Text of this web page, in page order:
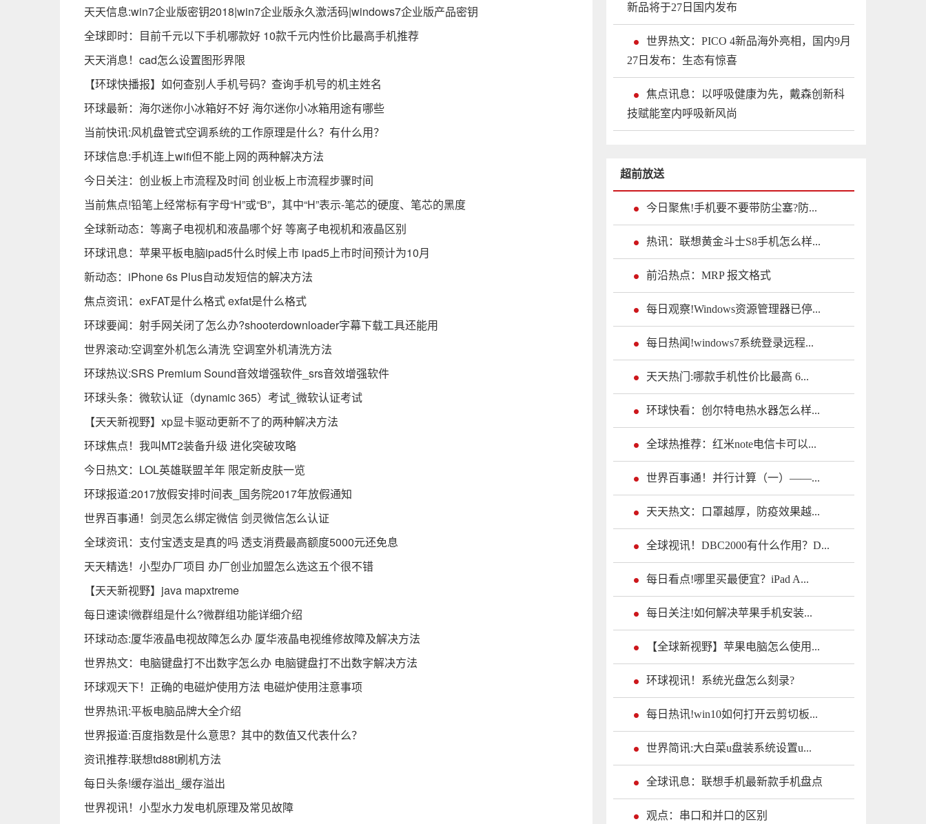
天天信息:win7企业版密钥2018|win7企业版永久激活码|windows7企业版产品密钥
全球即时：目前千元以下手机哪款好 10款千元内性价比最高手机推荐
天天消息！cad怎么设置图形界限
【环球快播报】如何查别人手机号码？查询手机号的机主姓名
环球最新：海尔迷你小冰箱好不好 海尔迷你小冰箱用途有哪些
当前快讯:风机盘管式空调系统的工作原理是什么？有什么用？
环球信息:手机连上wifi但不能上网的两种解决方法
今日关注：创业板上市流程及时间 创业板上市流程步骤时间
当前焦点!铅笔上经常标有字母“H”或“B”，其中“H”表示-笔芯的硬度、笔芯的黑度
全球新动态：等离子电视机和液晶哪个好 等离子电视机和液晶区别
环球讯息：苹果平板电脑ipad5什么时候上市 ipad5上市时间预计为10月
新动态：iPhone 6s Plus自动发短信的解决方法
焦点资讯：exFAT是什么格式 exfat是什么格式
环球要闻：射手网关闭了怎么办?shooterdownloader字幕下载工具还能用
世界滚动:空调室外机怎么清洗 空调室外机清洗方法
环球热议:SRS Premium Sound音效增强软件_srs音效增强软件
环球头条：微软认证（dynamic 365）考试_微软认证考试
【天天新视野】xp显卡驱动更新不了的两种解决方法
环球焦点！我叫MT2装备升级 进化突破攻略
今日热文：LOL英雄联盟羊年 限定新皮肤一览
环球报道:2017放假安排时间表_国务院2017年放假通知
世界百事通！剑灵怎么绑定微信 剑灵微信怎么认证
全球资讯：支付宝透支是真的吗 透支消费最高额度5000元还免息
天天精选！小型办厂项目 办厂创业加盟怎么选这五个很不错
【天天新视野】java mapxtreme
每日速读!微群组是什么?微群组功能详细介绍
环球动态:厦华液晶电视故障怎么办 厦华液晶电视维修故障及解决方法
世界热文：电脑键盘打不出数字怎么办 电脑键盘打不出数字解决方法
环球观天下！正确的电磁炉使用方法 电磁炉使用注意事项
世界热讯:平板电脑品牌大全介绍
世界报道:百度指数是什么意思？其中的数值又代表什么？
资讯推荐:联想td88t刷机方法
每日头条!缓存溢出_缓存溢出
世界视讯！小型水力发电机原理及常见故障
新品将于27日国内发布
世界热文：PICO 4新品海外亮相，国内9月
27日发布：生态有惊喜
焦点讯息：以呼吸健康为先，戴森创新科
技赋能室内呼吸新风尚
超前放送
今日聚焦!手机要不要带防尘塞?防...
热讯：联想黄金斗士S8手机怎么样...
前沿热点：MRP 报文格式
每日观察!Windows资源管理器已停...
每日热闻!windows7系统登录远程...
天天热门:哪款手机性价比最高 6...
环球快看：创尔特电热水器怎么样...
全球热推荐：红米note电信卡可以...
世界百事通！并行计算（一）——...
天天热文：口罩越厚，防疫效果越...
全球视讯！DBC2000有什么作用？D...
每日看点!哪里买最便宜？iPad A...
每日关注!如何解决苹果手机安装...
【全球新视野】苹果电脑怎么使用...
环球视讯！系统光盘怎么刻录?
每日热讯!win10如何打开云剪切板...
世界简讯:大白菜u盘装系统设置u...
全球讯息：联想手机最新款手机盘点
观点：串口和并口的区别